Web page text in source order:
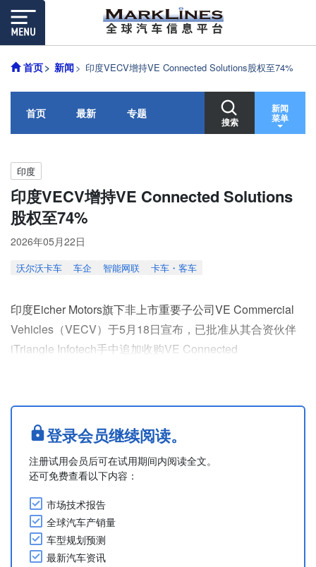
首页 新闻 印度VECV增持VE Connected Solutions股权至74%
首页 最新 专题
搜索
新闻
菜单
印度
印度VECV增持VE Connected Solutions
股权至74%
2026年05月22日
沃尔沃卡车 车企 智能网联 卡车・客车
印度Eicher Motors旗下非上市重要子公司VE Commercial
Vehicles（VECV）于5月18日宣布，已批准从其合资伙伴
iTriangle Infotech手中追加收购VE Connected
对VECS的持股比例将由51%提升至74%，iTriangle的持
股....
登录会员继续阅读。
注册试用会员后可在试用期间内阅读全文。
还可免费查看以下内容：
市场技术报告
全球汽车产销量
车型规划预测
最新汽车资讯